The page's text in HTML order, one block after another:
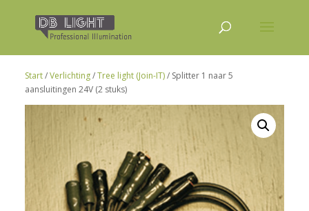
Start/Verlichting/Tree light (Join-IT)/ Splitter 1 naar 5
aansluitingen 24V (2 stuks)